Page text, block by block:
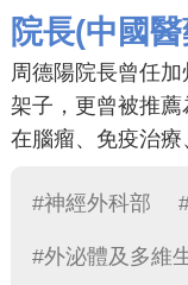
院長(中國
周德陽院長曾任
架子，更曾被推薦
在腦瘤、免疫治
#神經外科部
#外泌體及多維